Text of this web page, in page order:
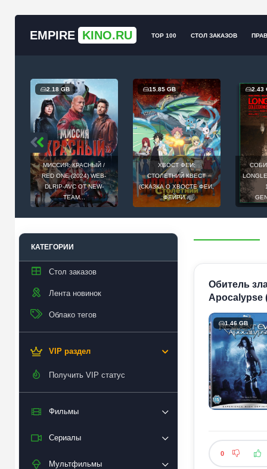
EMPIRE KINO.RU TOP 100 СТОЛ ЗАКАЗОВ
КРАСНЫЙ /
ONE (2024) WEB-
AVC ОТ NEW-
TEAM...
ХВОСТ ФЕИ:
СТОЛЕТНИЙ КВЕСТ
(СКАЗКА О ХВОСТЕ ФЕИ,
ФЕЙРИ...
2.43 GB
СОБИРАТЕЛЬ ДУШ /
LONGLEGS (2024) BDRIP
1080P ОТ
GENERALFILM...
КАТЕГОРИИ
Стол заказов
Лента новинок
Облако тегов
VIP раздел
Получить VIP статус
Фильмы
Сериалы
Мультфильмы
Обитель
Apocalypse
1.46 GB
0